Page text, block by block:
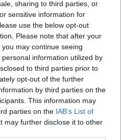
sharing to third parties, or
sensitive information for
use the below opt-out
Please note that after your
may continue seeing
information utilized by
to third parties prior to
opt-out of the further
by third parties on the
This information may
parties on the IAB’s List of
may further disclose it to other
με AI θα περάσουν οι
10 ΑΥΓΟΎΣΤΟΥ 2026